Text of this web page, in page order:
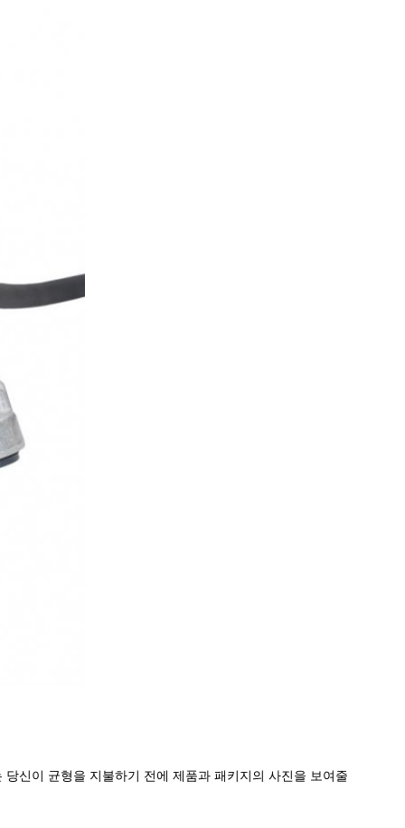
신이 균형을 지불하기 전에 제품과 패키지의 사진을 보여줄